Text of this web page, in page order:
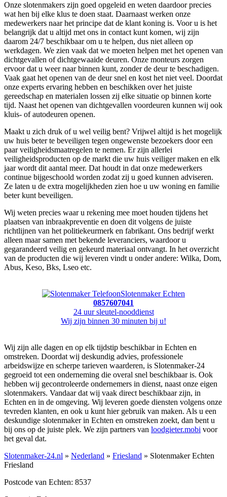
Onze slotenmakers zijn goed opgeleid en weten daardoor precies
wat hen bij elke klus te doen staat. Daarnaast werken onze
medewerkers naar het principe dat de klant koning is. Voor u is het
belangrijk dat u altijd met ons in contact kunt komen, wij zijn
daarom 24/7 beschikbaar om u te helpen, dus niet alleen op
werkdagen. We zien vaak dat we moeten helpen met het openen van
dichtgevallen of dichtgewaaide deuren. Onze monteurs zorgen
ervoor dat u weer naar binnen kunt, zonder de deur te beschadigen.
Vaak gaat het openen van de deur snel en kost het niet veel. Doordat
onze experts ervaring hebben en beschikken over het juiste
gereedschap en materialen lossen zij elke situatie op binnen korte
tijd. Naast het openen van dichtgevallen voordeuren kunnen wij ook
kluis- of autodeuren openen.
Maakt u zich druk of u wel veilig bent? Vrijwel altijd is het mogelijk
uw huis beter te beveiligen tegen ongewenste bezoekers door een
paar veiligheidsmaatregelen te nemen. Er zijn allerlei
veiligheidsproducten op de markt die uw huis veiliger maken en elk
jaar wordt dit aantal meer. Dat houdt in dat onze medewerkers
continue bijgeschoold worden zodat zij u goed kunnen adviseren.
Ze laten u de extra mogelijkheden zien hoe u uw woning en familie
beter kunt beveiligen.
Wij weten precies waar u rekening mee moet houden tijdens het
plaatsen van inbraakpreventie en doen dit volgens de juiste
richtlijnen van het politiekeurmerk en fabrikant. Ons bedrijf werkt
alleen maar samen met bekende leveranciers, waardoor u
gegarandeerd veilig en gekeurd materiaal ontvangt. In het overzicht
van de producten die wij leveren vindt u onder andere: Wilka, Dom,
Abus, Keso, Bks, Lseo etc.
Slotenmaker Echten
0857607041
24 uur sleutel-nooddienst
Wij zijn binnen 30 minuten bij u!
Wij zijn alle dagen en op elk tijdstip beschikbar in Echten en
omstreken. Doordat wij deskundig advies, professionele
arbeidswijze en scherpe tarieven waarderen, is Slotenmaker-24
gegroeid tot een onderneming die overal snel beschikbaar is. Ook
hebben wij gecontroleerde ondernemers in dienst, naast onze eigen
slotenmakers. Vandaar dat wij vaak direct beschikbaar zijn, in
Echten en in de omgeving. Wij leveren goede diensten volgens onze
tevreden klanten, en ook u kunt hier gebruik van maken. Als u een
deskundige slotenmaker in Echten en omstreken zoekt, dan bent u
bij ons op de juiste plek. We zijn partners van loodgieter.mobi voor
het geval dat.
Slotenmaker-24.nl » Nederland » Friesland » Slotenmaker Echten
Friesland
Postcode van Echten: 8537